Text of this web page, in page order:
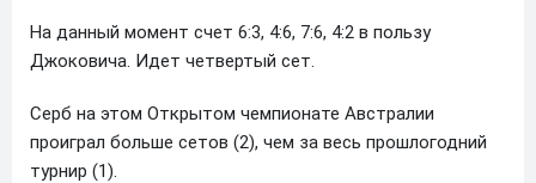
На данный момент счет 6:3, 4:6, 7:6, 4:2 в пользу
Джоковича. Идет четвертый сет.
Серб на этом Открытом чемпионате Австралии
проиграл больше сетов (2), чем за весь прошлогодний
турнир (1).